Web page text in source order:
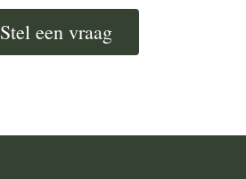
Stel een vraag